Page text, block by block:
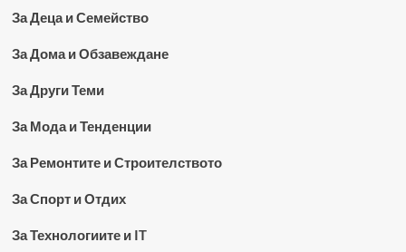
За Деца и Семейство
За Дома и Обзавеждане
За Други Теми
За Мода и Тенденции
За Ремонтите и Строителството
За Спорт и Отдих
За Технологиите и IT